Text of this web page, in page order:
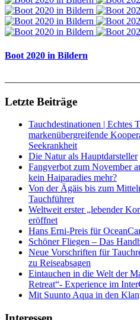
Boot 2020 in Bildern
Letzte Beiträge
Tauchdestinationen | Echtes
markenübergreifende
Seekrankheit
Die Natur als Hauptdarsteller
Fangverbot zum November
kein Haiparadies mehr?
Von der Ägäis bis zum
Tauchführer
Weltweit erster „lebender
eröffnet
Hans Erni-Preis für
Schöner Fliegen – Das
Neue Vorschriften für
zu Reiseabsagen
Eintauchen in die Welt der
Retreat“- Experience im
Mit Suunto Aqua in den